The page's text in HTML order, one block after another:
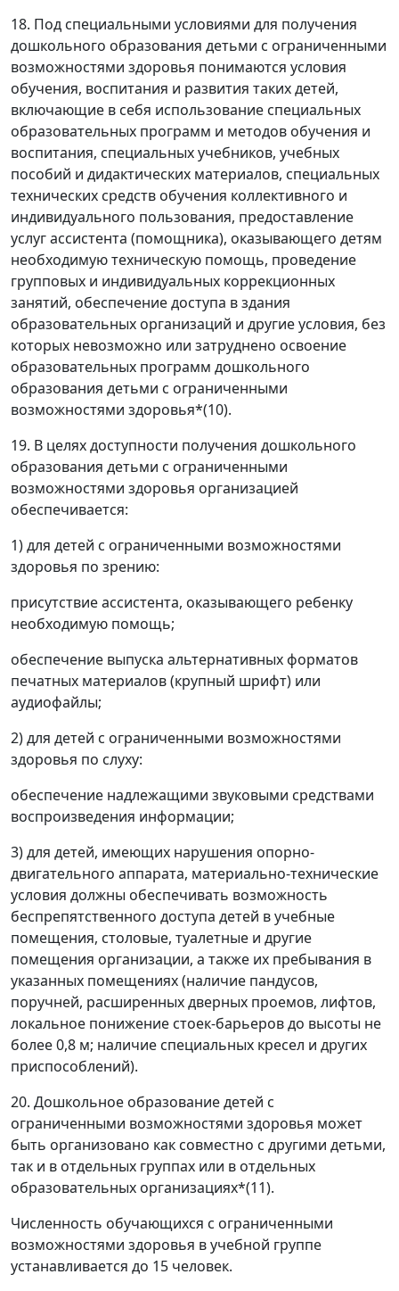
18. Под специальными условиями для получения
дошкольного образования детьми с ограниченными
возможностями здоровья понимаются условия
обучения, воспитания и развития таких детей,
включающие в себя использование специальных
образовательных программ и методов обучения и
воспитания, специальных учебников, учебных
пособий и дидактических материалов, специальных
технических средств обучения коллективного и
индивидуального пользования, предоставление
услуг ассистента (помощника), оказывающего детям
необходимую техническую помощь, проведение
групповых и индивидуальных коррекционных
занятий, обеспечение доступа в здания
образовательных организаций и другие условия, без
которых невозможно или затруднено освоение
образовательных программ дошкольного
образования детьми с ограниченными
возможностями здоровья*(10).
19. В целях доступности получения дошкольного
образования детьми с ограниченными
возможностями здоровья организацией
обеспечивается:
1) для детей с ограниченными возможностями
здоровья по зрению:
присутствие ассистента, оказывающего ребенку
необходимую помощь;
обеспечение выпуска альтернативных форматов
печатных материалов (крупный шрифт) или
аудиофайлы;
2) для детей с ограниченными возможностями
здоровья по слуху:
обеспечение надлежащими звуковыми средствами
воспроизведения информации;
3) для детей, имеющих нарушения опорно-
двигательного аппарата, материально-технические
условия должны обеспечивать возможность
беспрепятственного доступа детей в учебные
помещения, столовые, туалетные и другие
помещения организации, а также их пребывания в
указанных помещениях (наличие пандусов,
поручней, расширенных дверных проемов, лифтов,
локальное понижение стоек-барьеров до высоты не
более 0,8 м; наличие специальных кресел и других
приспособлений).
20. Дошкольное образование детей с
ограниченными возможностями здоровья может
быть организовано как совместно с другими детьми,
так и в отдельных группах или в отдельных
образовательных организациях*(11).
Численность обучающихся с ограниченными
возможностями здоровья в учебной группе
устанавливается до 15 человек.